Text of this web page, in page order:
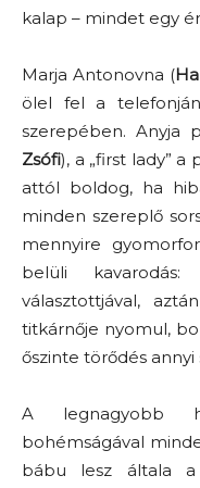
kalap – mindet egy
Marja Antonovna (
ölel fel a
szerepében. Anyja
Zsófi), a „first lady”
attól boldog, ha
minden szereplő
mennyire
belüli
választottjával,
titkárnője nyomul,
őszinte törődés annyi
A legnagyobb
bohémságával
bábu lesz általa a